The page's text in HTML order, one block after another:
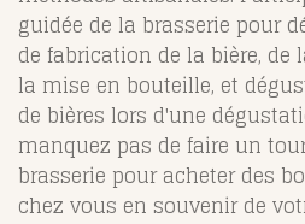
guidée de la brasserie pour
de fabrication de la bière,
la mise en bouteille, et
de bières lors d'une
manquez pas de faire un
brasserie pour acheter des
chez vous en souvenir de